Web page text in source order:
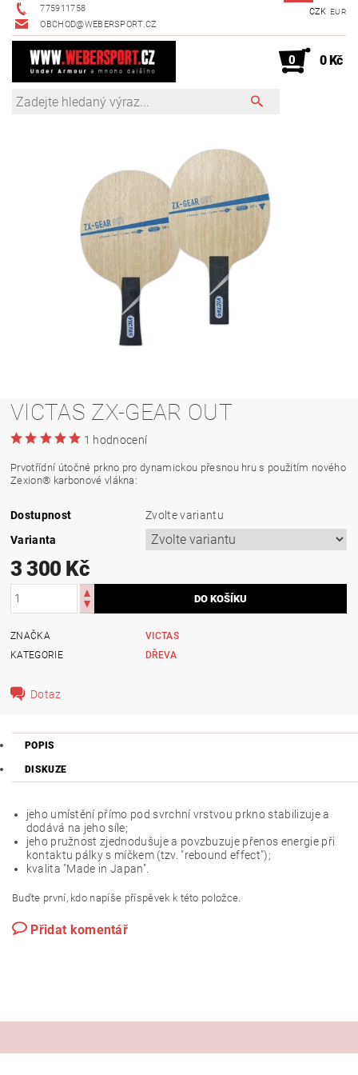
775911758
OBCHOD@WEBERSPORT.CZ
CZK EUR
0 0 Kč
VICTAS ZX-GEAR OUT
1 hodnocení
Prvotřídní útočné prkno pro dynamickou přesnou hru s použitím nového
Zexion® karbonové vlákna:
Dostupnost
Zvolte variantu
Varianta
3 300 Kč
ZNAČKA
VICTAS
KATEGORIE
DŘEVA
Dotaz
POPIS
DISKUZE
jeho umístění přímo pod svrchní vrstvou prkno stabilizuje a
dodává na jeho síle;
jeho pružnost zjednodušuje a povzbuzuje přenos energie při
kontaktu pálky s míčkem (tzv. "rebound effect");
kvalita "Made in Japan".
Buďte první, kdo napíše příspěvek k této položce.
Přidat komentář